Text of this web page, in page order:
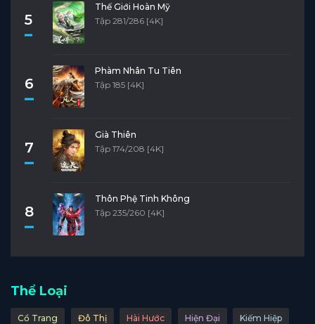
5
Thế Giới Hoàn Mỹ
Tập 281/286 [4K]
6
Phàm Nhân Tu Tiên
Tập 185 [4K]
7
Già Thiên
Tập 174/208 [4K]
8
Thôn Phệ Tinh Không
Tập 235/260 [4K]
Thể Loại
Cổ Trang Đô Thị Hài Hước Hiện Đại Kiếm Hiệp